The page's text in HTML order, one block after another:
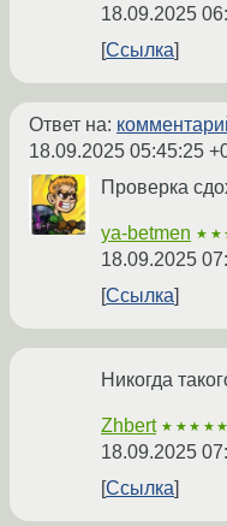
18.09.2025
Ссылка
Ответ на:
18.09.2025 05:45:25
Проверка
ya-betmen
18.09.2025
Ссылка
Никогда
Zhbert ★★★★★
18.09.2025
Ссылка